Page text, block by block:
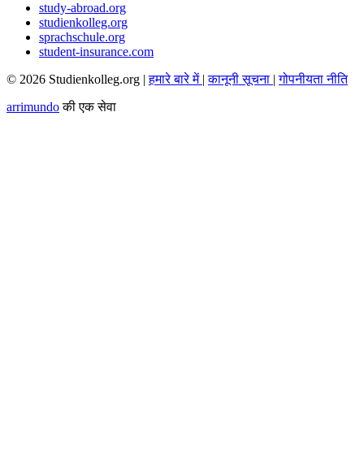
study-abroad.org
studienkolleg.org
sprachschule.org
student-insurance.com
© 2026 Studienkolleg.org |हमारे बारे में |कानूनी सूचना |गोपनीयता नीति
arrimundoकी एक सेवा